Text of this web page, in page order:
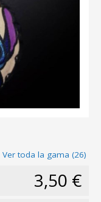
Ver toda la gama (26)
3,50 €